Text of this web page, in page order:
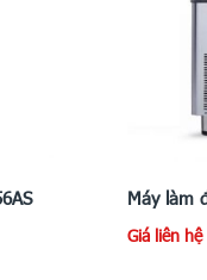
Máy làm
Giá liên hệ